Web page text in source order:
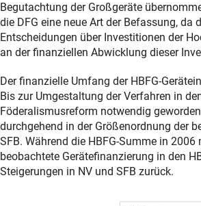
Begutachtung der Großgeräte
die DFG eine neue Art der Befassung, da
Entscheidungen über Investitionen der
an der finanziellen Abwicklung dieser
Der finanzielle Umfang der HBFG-
Bis zur Umgestaltung der Verfahren in
Föderalismusreform notwendig
durchgehend in der Größenordnung der
SFB. Während die HBFG-Summe in
beobachtete Gerätefinanzierung in den
Steigerungen in NV und SFB zurück.